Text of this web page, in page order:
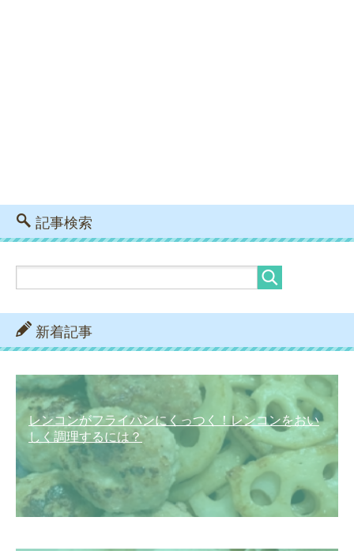
記事検索
新着記事
レンコンがフライパンにくっつく！レンコンをおい
しく調理するには？